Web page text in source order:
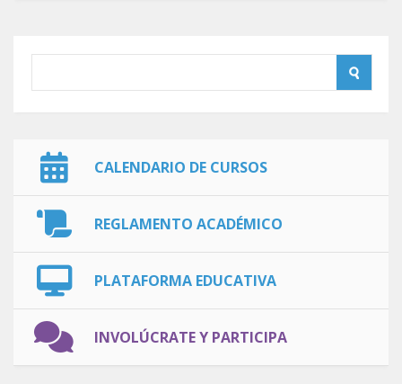
CALENDARIO DE CURSOS
REGLAMENTO ACADÉMICO
PLATAFORMA EDUCATIVA
INVOLÚCRATE Y PARTICIPA